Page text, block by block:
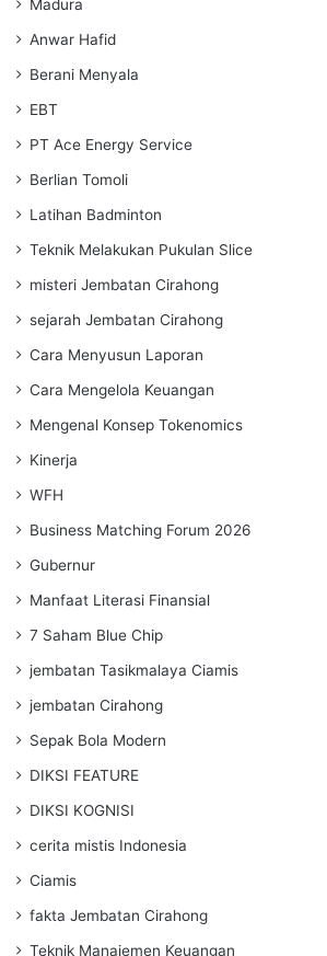
Madura
Anwar Hafid
Berani Menyala
EBT
PT Ace Energy Service
Berlian Tomoli
Latihan Badminton
Teknik Melakukan Pukulan Slice
misteri Jembatan Cirahong
sejarah Jembatan Cirahong
Cara Menyusun Laporan
Cara Mengelola Keuangan
Mengenal Konsep Tokenomics
Kinerja
WFH
Business Matching Forum 2026
Gubernur
Manfaat Literasi Finansial
7 Saham Blue Chip
jembatan Tasikmalaya Ciamis
jembatan Cirahong
Sepak Bola Modern
DIKSI FEATURE
DIKSI KOGNISI
cerita mistis Indonesia
Ciamis
fakta Jembatan Cirahong
Teknik Manajemen Keuangan